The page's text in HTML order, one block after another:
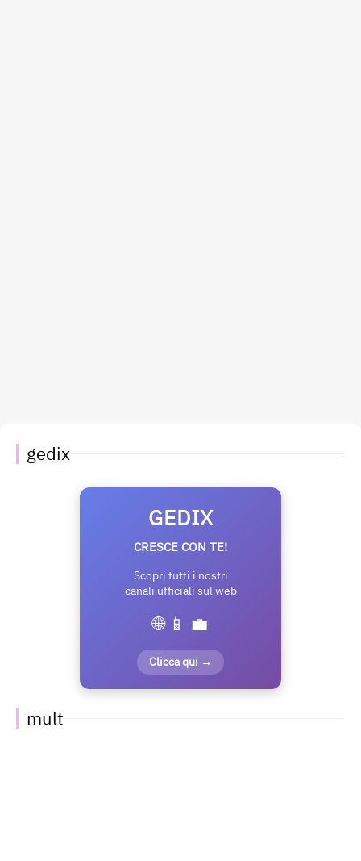
gedix
GEDIX
CRESCE CON TE!
Scopri tutti i nostri
canali ufficiali sul web
🌐 📱 💼
Clicca qui →
mult